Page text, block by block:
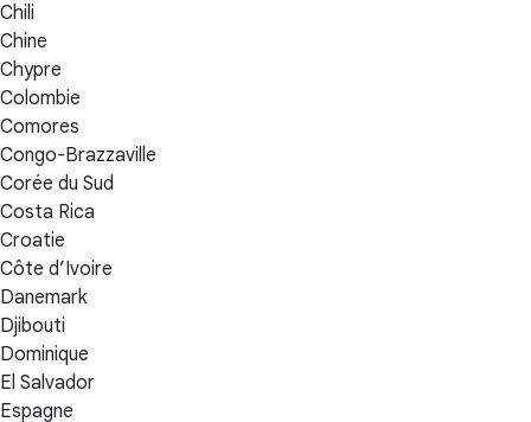
Chili
Chine
Chypre
Colombie
Comores
Congo-Brazzaville
Corée du Sud
Costa Rica
Croatie
Côte d’Ivoire
Danemark
Djibouti
Dominique
El Salvador
Espagne